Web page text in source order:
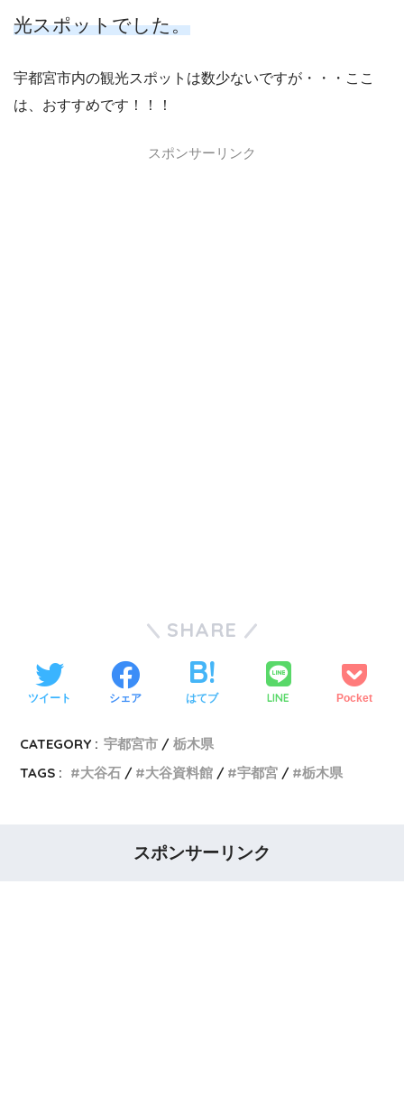
光スポットでした。
宇都宮市内の観光スポットは数少ないですが・・・ここ
は、おすすめです！！！
スポンサーリンク
SHARE
ツイート シェア はてブ LINE Pocket
CATEGORY : 宇都宮市
栃木県
TAGS :
大谷石 大谷資料館 宇都宮 栃木県
スポンサーリンク